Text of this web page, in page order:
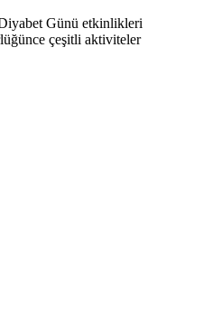
Günü etkinlikleri
çeşitli aktiviteler